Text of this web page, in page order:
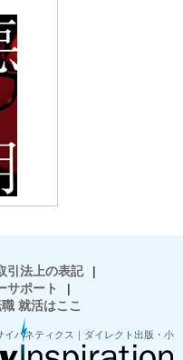
引法上の表記
|
サポート
|
就活はここ
バネティクス｜ダイレクト出版・小